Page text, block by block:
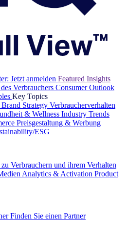
Jetzt anmelden Featured Insights
Verbrauchers Consumer Outlook
Key Topics
Brand Strategy Verbraucherverhalten
& Wellness Industry Trends
Preisgestaltung & Werbung
ESG
Verbrauchern und ihrem Verhalten
Analytics & Activation Product
Finden Sie einen Partner